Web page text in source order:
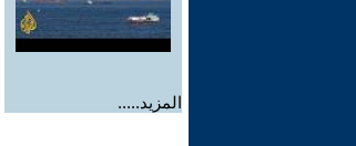
المزيد.....